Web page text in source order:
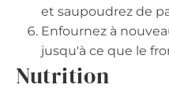
et saupoudrez de
Enfournez à
jusqu'à ce que le
Nutrition